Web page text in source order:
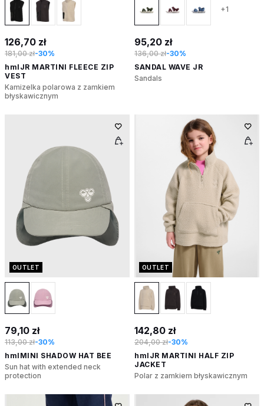
126,70 zł
181,00 zł-30%
hmlJR MARTINI FLEECE ZIP
VEST
Kamizelka polarowa z zamkiem
błyskawicznym
+1
95,20 zł
136,00 zł-30%
SANDAL WAVE JR
Sandals
OUTLET
79,10 zł
113,00 zł-30%
hmlMINI SHADOW HAT BEE
Sun hat with extended neck
protection
OUTLET
142,80 zł
204,00 zł-30%
hmlJR MARTINI HALF ZIP
JACKET
Polar z zamkiem błyskawicznym